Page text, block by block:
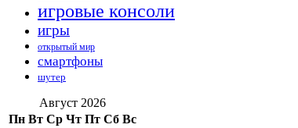
игровые консоли
игры
открытый мир
смартфоны
шутер
Август 2026
Пн Вт Ср Чт Пт Сб Вс